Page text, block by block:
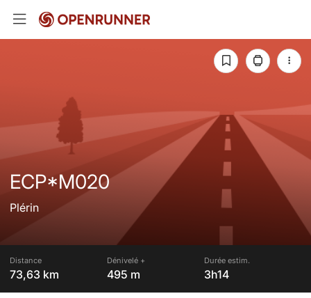
ECP*M020
Plérin
Distance
73,63 km
Dénivelé +
495 m
Durée estim.
3h14